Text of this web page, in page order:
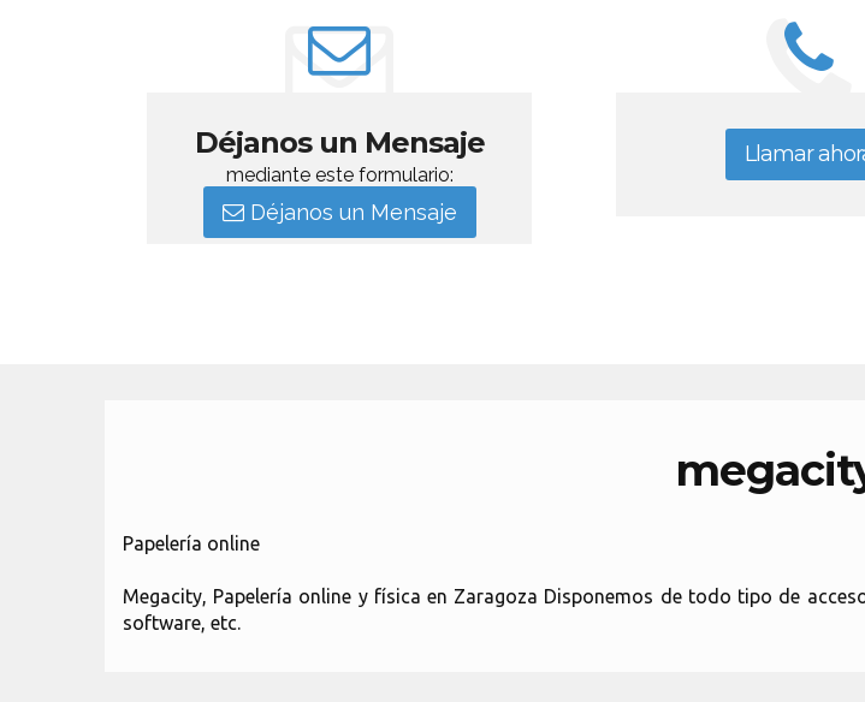
Déjanos un Mensaje
mediante este formulario:
Déjanos un Mensaje
Llamar
Papelería online
Megacity, Papelería online y física en Zaragoza Disponemos de todo tipo de
software, etc.